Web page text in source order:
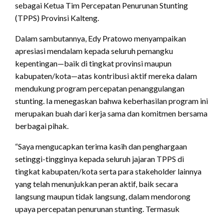
sebagai Ketua Tim Percepatan Penurunan Stunting
(TPPS) Provinsi Kalteng.
Dalam sambutannya, Edy Pratowo menyampaikan
apresiasi mendalam kepada seluruh pemangku
kepentingan—baik di tingkat provinsi maupun
kabupaten/kota—atas kontribusi aktif mereka dalam
mendukung program percepatan penanggulangan
stunting. Ia menegaskan bahwa keberhasilan program ini
merupakan buah dari kerja sama dan komitmen bersama
berbagai pihak.
“Saya mengucapkan terima kasih dan penghargaan
setinggi-tingginya kepada seluruh jajaran TPPS di
tingkat kabupaten/kota serta para stakeholder lainnya
yang telah menunjukkan peran aktif, baik secara
langsung maupun tidak langsung, dalam mendorong
upaya percepatan penurunan stunting. Termasuk